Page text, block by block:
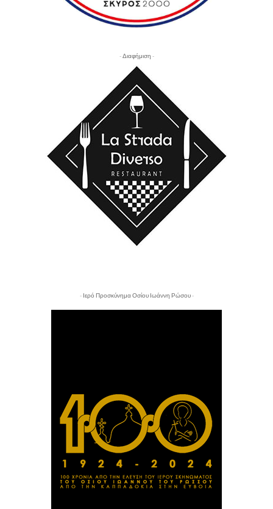
- Διαφήμιση -
- Ιερό Προσκύνημα Οσίου Ιωάννη Ρώσου -